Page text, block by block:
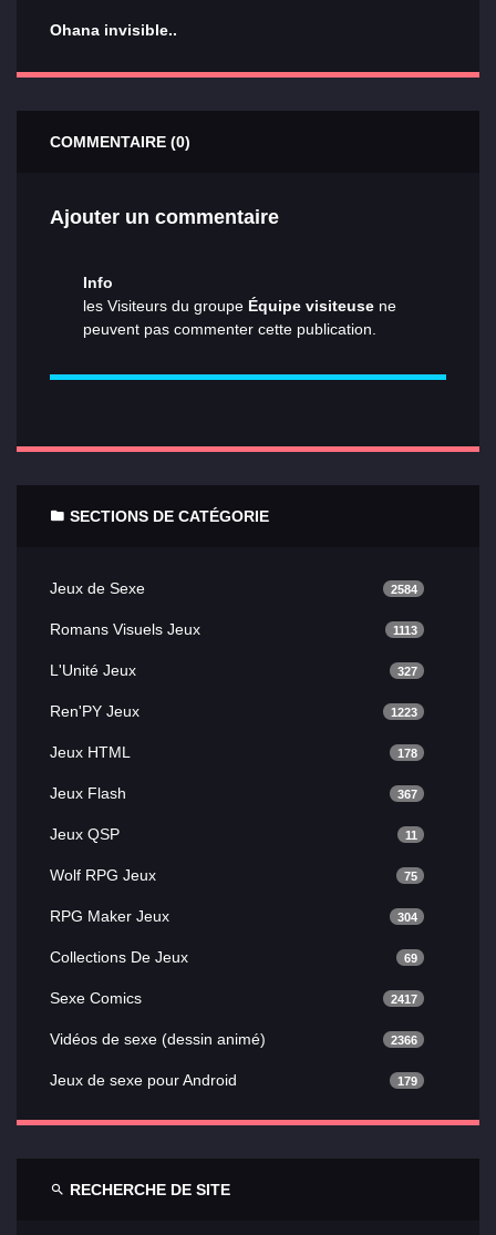
Ohana invisible..
COMMENTAIRE (0)
Ajouter un commentaire
Info
les Visiteurs du groupe Équipe visiteuse ne
peuvent pas commenter cette publication.
SECTIONS DE CATÉGORIE
Jeux de Sexe 2584
Romans Visuels Jeux 1113
L'Unité Jeux 327
Ren'PY Jeux 1223
Jeux HTML 178
Jeux Flash 367
Jeux QSP 11
Wolf RPG Jeux 75
RPG Maker Jeux 304
Collections De Jeux 69
Sexe Comics 2417
Vidéos de sexe (dessin animé) 2366
Jeux de sexe pour Android 179
RECHERCHE DE SITE